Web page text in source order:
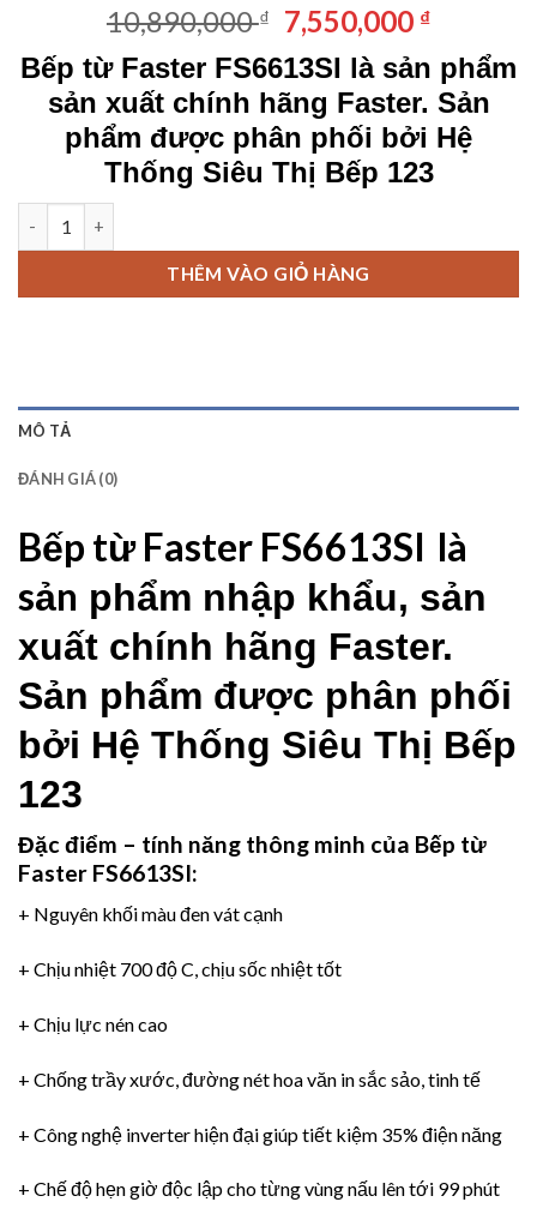
10,890,000₫
Giá
gốc
là:
10,890,000 ₫.
7,550,000 ₫Giá
hiện
tại
là:
Bếp từ Faster FS6613SI là sản phẩm
sản xuất chính hãng Faster. Sản
phẩm được phân phối bởi Hệ
Thống Siêu Thị Bếp 123
THÊM VÀO GIỎ HÀNG
MÔ TẢ
ĐÁNH GIÁ (0)
Bếp từ Faster FS6613SI là
sản phẩm nhập khẩu, sản
xuất chính hãng Faster.
Sản phẩm được phân phối
bởi Hệ Thống Siêu Thị Bếp
123
Đặc điểm – tính năng thông minh của Bếp từ
Faster FS6613SI:
+ Nguyên khối màu đen vát cạnh
+ Chịu nhiệt 700 độ C, chịu sốc nhiệt tốt
+ Chịu lực nén cao
+ Chống trầy xước, đường nét hoa văn in sắc sảo, tinh tế
+ Công nghệ inverterhiện đại giúp tiết kiệm 35% điện năng
+ Chế độ hẹn giờ độc lập cho từng vùng nấu lên tới 99 phút